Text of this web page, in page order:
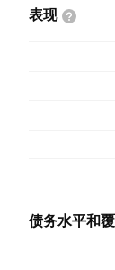
表现
债务水平和